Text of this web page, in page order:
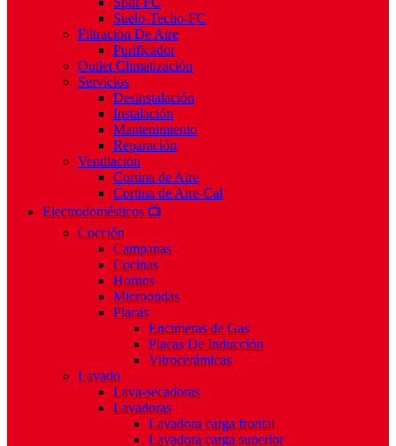
Suelo-Techo-FC
Filtración De Aire
Purificador
Outlet Climatización
Servicios
Desinstalación
Instalación
Mantenimiento
Reparación
Ventilación
Cortina de Aire
Cortina de Aire-Cal
Electrodomésticos 📺
Cocción
Campanas
Cocinas
Hornos
Microondas
Placas
Encimeras de Gas
Placas De Inducción
Vitrocerámicas
Lavado
Lava-secadoras
Lavadoras
Lavadora carga frontal
Lavadora carga superior